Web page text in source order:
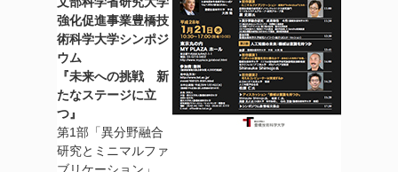
強化促進事業豊橋技
術科学大学シンポジ
ウム
『未来への挑戦 新
たなステージに立
つ』
第1部「異分野融合
研究とミニマルファ
ブリケーション」